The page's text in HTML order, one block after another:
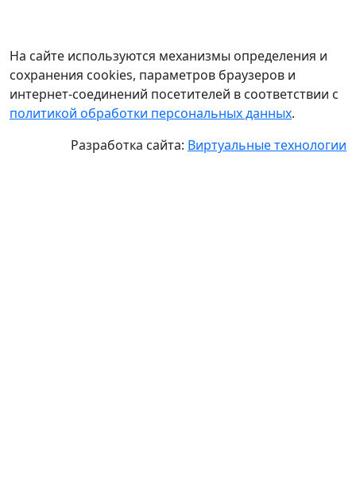
На сайте используются механизмы определения и
сохранения cookies, параметров браузеров и
интернет-соединений посетителей в соответствии с
политикой обработки персональных данных.
Разработка сайта: Виртуальные технологии